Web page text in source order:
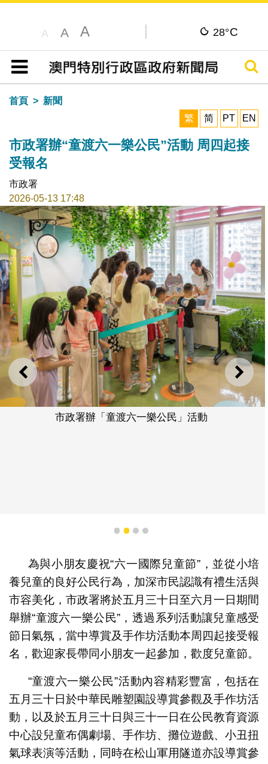
A A A 28°C
目錄
搜尋
首頁
新聞
繁
简 PT EN
市政署辦“童渡六一樂公民”活動 周四起接
受報名
市政署
2026-05-13 17:48
上一則 下一
市政署辦「童渡六一樂公民」活動
1 2 3 4
為與小朋友慶祝“六一國際兒童節”，並從小培
養兒童的良好公民行為，加深市民認識有禮生活與
市容美化，市政署將於五月三十日至六月一日期間
舉辦“童渡六一樂公民”，透過系列活動讓兒童感受
節日氣氛，當中導賞及手作坊活動本周四起接受報
名，歡迎家長帶同小朋友一起參加，歡度兒童節。
“童渡六一樂公民”活動內容精彩豐富，包括在
五月三十日於中華民雕塑園設導賞參觀及手作坊活
動，以及於五月三十日與三十一日在公民教育資源
中心設兒童布偶劇場、手作坊、攤位遊戲、小丑扭
氣球表演等活動，同時在松山軍用隧道亦設導賞參